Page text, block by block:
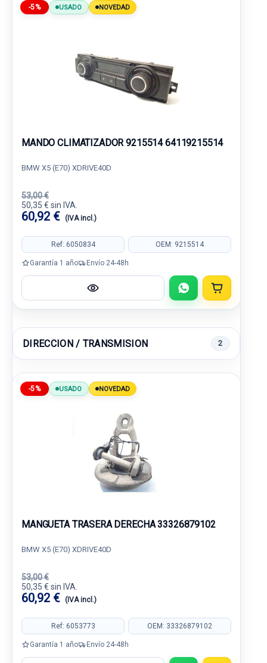
-5% USADO NOVEDAD
MANDO CLIMATIZADOR 9215514 64119215514
BMW X5 (E70) XDRIVE40D
53,00 €
50,35 € sin IVA.
60,92 € (IVA incl.)
Ref: 6050834 OEM: 9215514
Garantía 1 año Envío 24-48h
DIRECCION / TRANSMISION 2
-5% USADO NOVEDAD
MANGUETA TRASERA DERECHA 33326879102
BMW X5 (E70) XDRIVE40D
53,00 €
50,35 € sin IVA.
60,92 € (IVA incl.)
Ref: 6053773 OEM: 33326879102
Garantía 1 año Envío 24-48h